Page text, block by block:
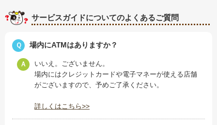
サービスガイドについてのよくあるご質問
Ｑ 場内にATMはありますか？
Ａ
いいえ。ございません。
場内にはクレジットカードや電子マネーが使える店舗
がございますので、予めご了承ください。
詳しくはこちら>>